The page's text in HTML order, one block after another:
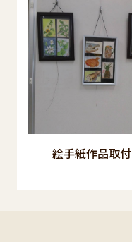
絵手紙作品取付